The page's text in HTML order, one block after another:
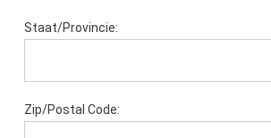
Staat/Provincie:
Zip/Postal Code: